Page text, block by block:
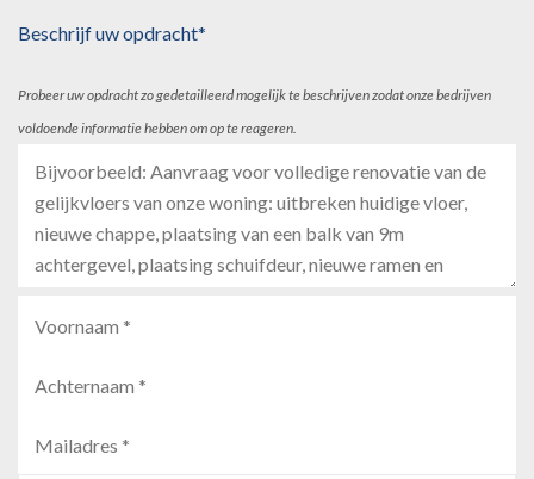
Beschrijf uw opdracht*
Probeer uw opdracht zo gedetailleerd mogelijk te beschrijven zodat onze bedrijven
voldoende informatie hebben om op te reageren.